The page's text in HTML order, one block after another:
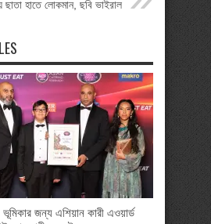
ছাতা হাতে লোকমান, ছবি ভাইরাল
ভূমিকার জন্য এশিয়ান কারী এওয়ার্ড